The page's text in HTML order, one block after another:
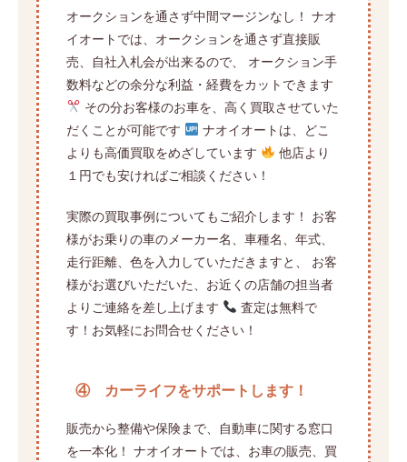
オークションを通さず中間マージンなし！ ナオ
イオートでは、オークションを通さず直接販
売、自社入札会が出来るので、 オークション手
数料などの余分な利益・経費をカットできます
その分お客様のお車を、高く買取させていた
だくことが可能です
ナオイオートは、どこ
よりも高価買取をめざしています
他店より
１円でも安ければご相談ください！
実際の買取事例についてもご紹介します！ お客
様がお乗りの車のメーカー名、車種名、年式、
走行距離、色を入力していただきますと、 お客
様がお選びいただいた、お近くの店舗の担当者
よりご連絡を差し上げます
査定は無料で
す！お気軽にお問合せください！
④ カーライフをサポートします！
販売から整備や保険まで、自動車に関する窓口
を一本化！ ナオイオートでは、お車の販売、買